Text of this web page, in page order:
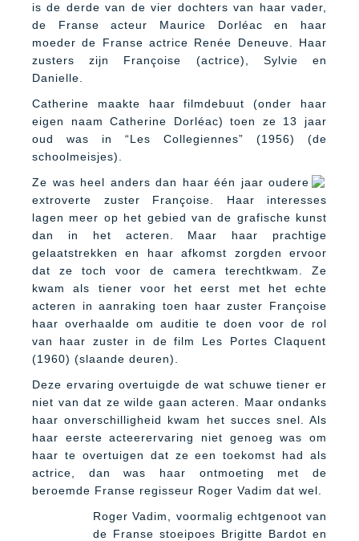
is de derde van de vier dochters van haar vader,
de Franse acteur Maurice Dorléac en haar
moeder de Franse actrice Renée Deneuve. Haar
zusters zijn Françoise (actrice), Sylvie en
Danielle.
Catherine maakte haar filmdebuut (onder haar
eigen naam Catherine Dorléac) toen ze 13 jaar
oud was in “Les Collegiennes” (1956) (de
schoolmeisjes).
Ze was heel anders dan haar één jaar oudere
extroverte zuster Françoise. Haar interesses
lagen meer op het gebied van de grafische kunst
dan in het acteren. Maar haar prachtige
gelaatstrekken en haar afkomst zorgden ervoor
dat ze toch voor de camera terechtkwam. Ze
kwam als tiener voor het eerst met het echte
acteren in aanraking toen haar zuster Françoise
haar overhaalde om auditie te doen voor de rol
van haar zuster in de film Les Portes Claquent
(1960) (slaande deuren).
Deze ervaring overtuigde de wat schuwe tiener er
niet van dat ze wilde gaan acteren. Maar ondanks
haar onverschilligheid kwam het succes snel. Als
haar eerste acteerervaring niet genoeg was om
haar te overtuigen dat ze een toekomst had als
actrice, dan was haar ontmoeting met de
beroemde Franse regisseur Roger Vadim dat wel.
Roger Vadim, voormalig echtgenoot van
de Franse stoeipoes Brigitte Bardot en